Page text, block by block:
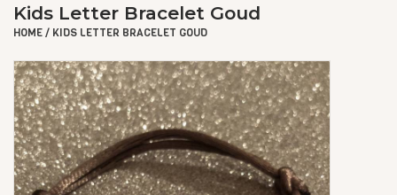
Kettingen
Accessoires
Kids
Ringen
Kids Letter Bracelet Goud
HOME/ KIDS LETTER BRACELET GOUD